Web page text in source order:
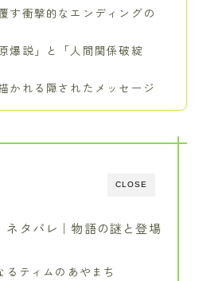
す衝撃的なエンディングの
爆説」と「人間関係破綻
かれる隠されたメッセージ
CLOSE
ネタバレ｜物語の謎と登場
るティムのあやまち